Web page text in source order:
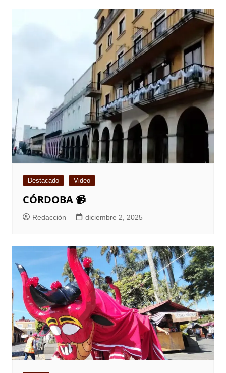
Destacado Video
CÓRDOBA 📹
Redacción diciembre 2, 2025